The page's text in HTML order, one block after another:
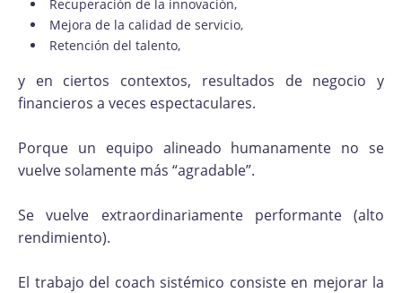
Recuperación de la innovación,
Mejora de la calidad de servicio,
Retención del talento,
y en ciertos contextos, resultados de negocio y
financieros a veces espectaculares.
Porque un equipo alineado humanamente no se
vuelve solamente más “agradable”.
Se vuelve extraordinariamente performante (alto
rendimiento).
El trabajo del coach sistémico consiste en mejorar la